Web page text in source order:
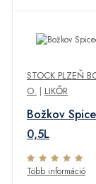
STOCK PLZEŇ
O. | LIKŐR
Božkov
0,5L
Több információ